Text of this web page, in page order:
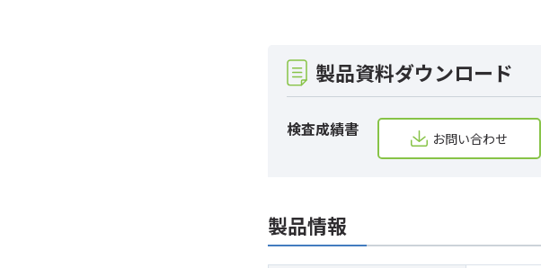
製品資料ダウンロード
検査成績書 お問い合わせ
製品情報